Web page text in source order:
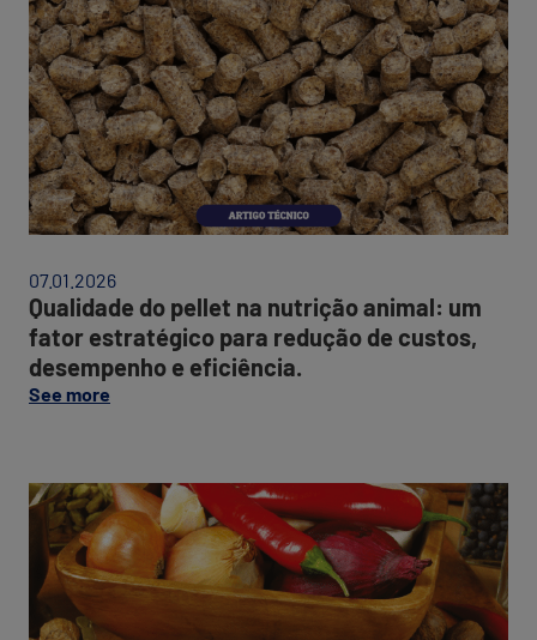
na
um
de
07.01.2026
Qualidade do pellet na nutrição animal: um
fator estratégico para redução de custos,
desempenho e eficiência.
See more
do
pellet
na
nutrição
animal:
fator